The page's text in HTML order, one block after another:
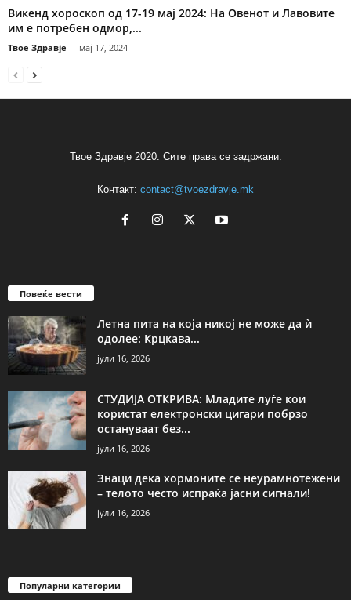
Викенд хороскоп од 17-19 мај 2024: На Овенот и Лавовите
им е потребен одмор,...
Твое Здравје - мај 17, 2024
Твое Здравје 2020. Сите права се задржани.
Контакт: contact@tvoezdravje.mk
Повеќе вести
Летна пита на која никој не може да ѝ
одолее: Крцкава...
јули 16, 2026
СТУДИЈА ОТКРИВА: Младите луѓе кои
користат електронски цигари побрзо
остануваат без...
јули 16, 2026
Знаци дека хормоните се неурамнотежени
– телото често испраќа јасни сигнали!
јули 16, 2026
Популарни категории